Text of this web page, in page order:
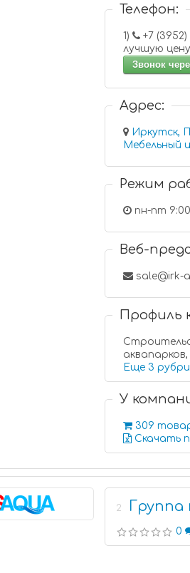
Телефон:
1)
+7 (3952) 99-57-87 Узнайте
лучшую
Звонок
Адрес:
Иркутск,
Мебельный
Режим
пн-пт
Веб-
sale@irk-
Профиль
Еще 3
У
309
Скачать
2 Группа
0